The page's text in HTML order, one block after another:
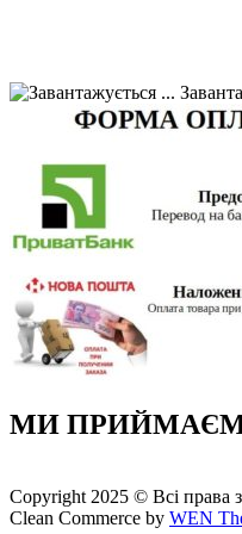
МИ
Copyright 2025 © Всі права
Clean Commerce by WEN